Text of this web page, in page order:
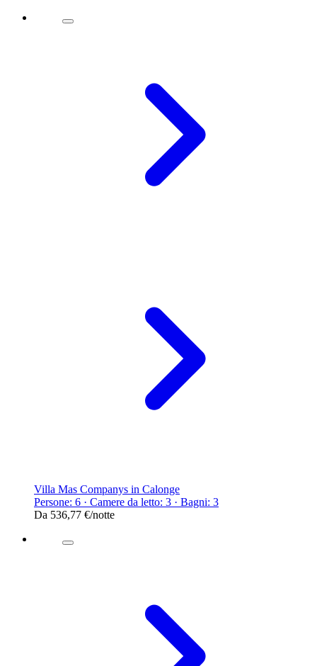
Villa Mas Companys in Calonge
Persone: 6 · Camere da letto: 3 · Bagni: 3
Da 536,77 €/notte